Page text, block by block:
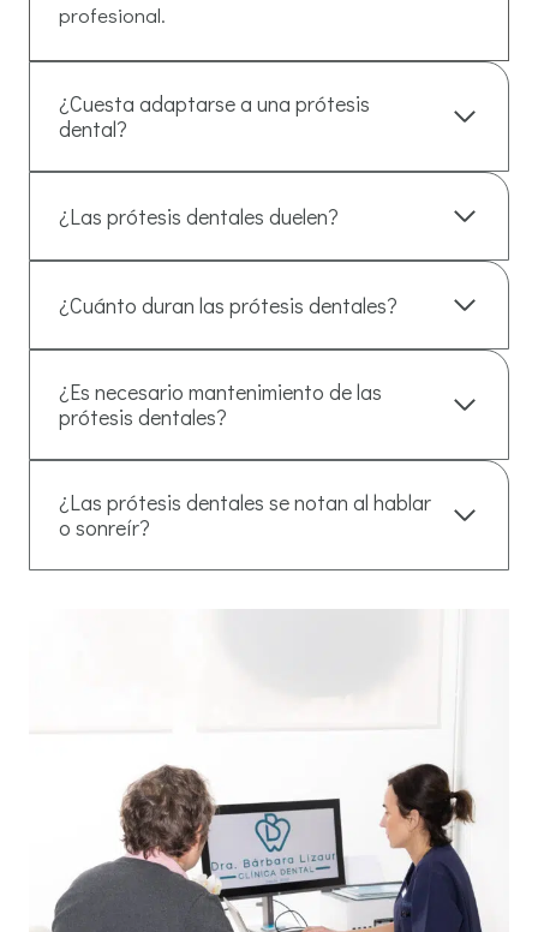
profesional.
¿Cuesta adaptarse a una prótesis
dental?
¿Las prótesis dentales duelen?
¿Cuánto duran las prótesis dentales?
¿Es necesario mantenimiento de las
prótesis dentales?
¿Las prótesis dentales se notan al hablar
o sonreír?